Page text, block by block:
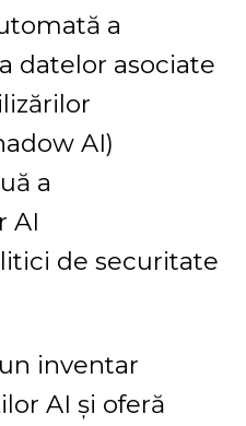
a
datelor asociate
AI)
a
AI
de securitate
inventar
AI și oferă